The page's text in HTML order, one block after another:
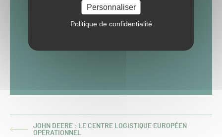
Personnaliser
Politique de confidentialité
ARTICLE
JOHN DEERE : LE CENTRE LOGISTIQUE EUROPÉEN
OPÉRATIONNEL